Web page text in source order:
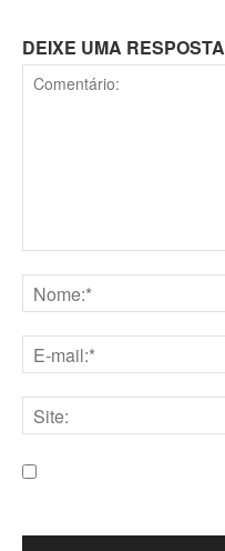
DEIXE UMA RESPOSTA
mail:*